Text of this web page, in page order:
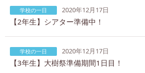
学校の一日 2020年12月17日
【2年生】シアター準備中！
学校の一日 2020年12月17日
【3年生】大樹祭準備期間1日目！